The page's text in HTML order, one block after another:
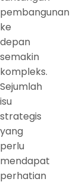
pembangunan
ke
depan
semakin
kompleks.
Sejumlah
isu
strategis
yang
perlu
mendapat
perhatian